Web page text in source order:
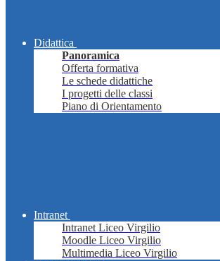
Didattica
Panoramica
Offerta formativa
Le schede didattiche
I progetti delle classi
Piano di Orientamento
Intranet
Intranet Liceo Virgilio
Moodle Liceo Virgilio
Multimedia Liceo Virgilio